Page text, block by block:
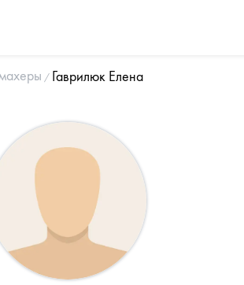
Гаврилюк Елена